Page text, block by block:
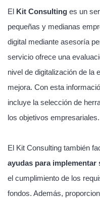
El Kit Consulting es un
pequeñas y medianas
digital mediante asesoría
servicio ofrece una
nivel de digitalización de la
mejora. Con esta
incluye la selección de
los objetivos empresariales.
El Kit Consulting también
ayudas para
el cumplimiento de los
fondos. Además,